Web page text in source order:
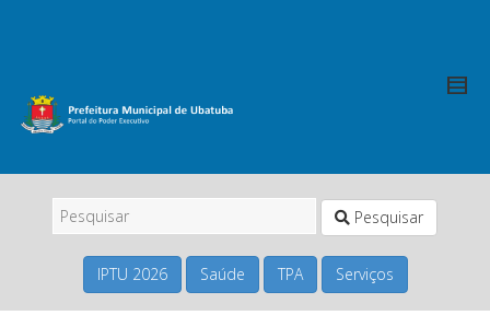
Pesquisar
IPTU 2026 Saúde TPA Serviços